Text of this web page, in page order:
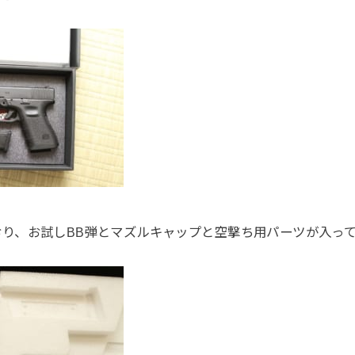
、お試しBB弾とマズルキャップと空撃ち用パーツが入って